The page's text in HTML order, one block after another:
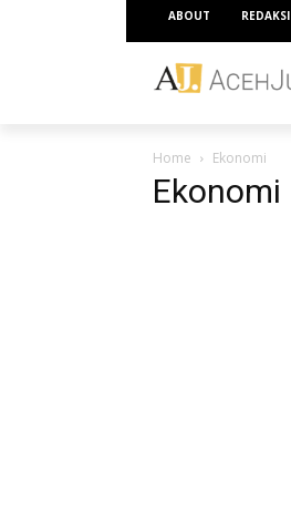
ABOUT REDAKSI
Home Ekonomi
Ekonomi